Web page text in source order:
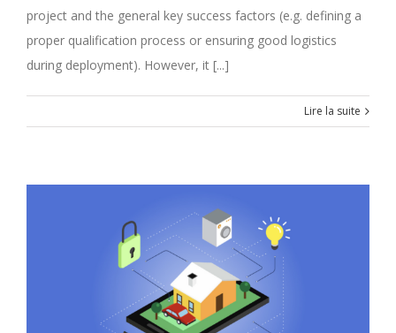
project and the general key success factors (e.g. defining a
proper qualification process or ensuring good logistics
during deployment). However, it [...]
Lire la suite